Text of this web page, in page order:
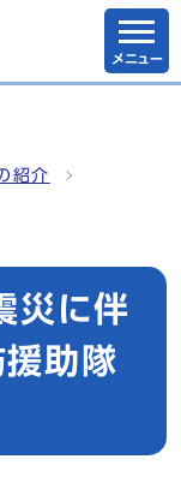
メニュー
紹介
災に伴
助隊